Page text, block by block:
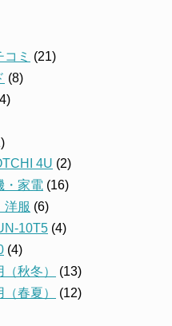
ミ (21)
(8)
4U (2)
・家電 (16)
洋服 (6)
10T5 (4)
(4)
秋冬）
(13)
春夏）
(12)